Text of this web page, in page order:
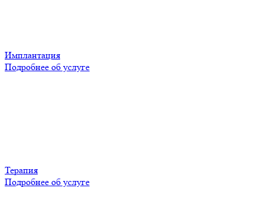
Имплантация
Подробнее об услуге
Терапия
Подробнее об услуге